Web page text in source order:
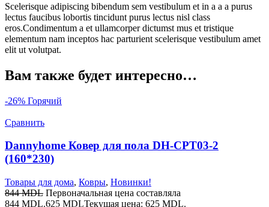
Scelerisque adipiscing bibendum sem vestibulum et in a a a purus
lectus faucibus lobortis tincidunt purus lectus nisl class
eros.Condimentum a et ullamcorper dictumst mus et tristique
elementum nam inceptos hac parturient scelerisque vestibulum amet
elit ut volutpat.
Вам также будет интересно…
-26% Горячий
Сравнить
Dannyhome Ковер для пола DH-CPT03-2
(160*230)
Товары для дома, Ковры, Новинки!
844MDL Первоначальная цена составляла
844 MDL.625 MDLТекущая цена: 625 MDL.